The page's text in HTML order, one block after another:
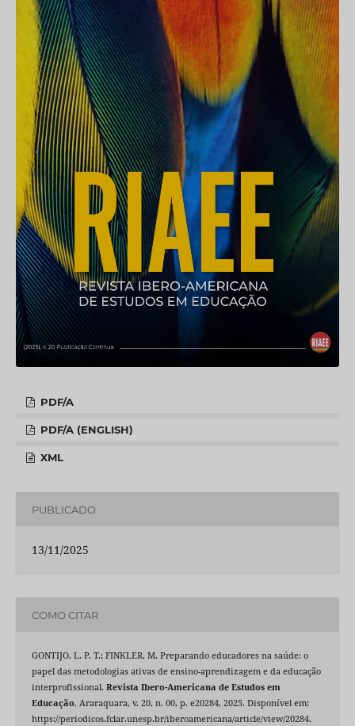
PDF/A
PDF/A (ENGLISH)
XML
PUBLICADO
13/11/2025
COMO CITAR
GONTIJO, L. P. T.; FINKLER, M. Preparando educadores na saúde: o
papel das metodologias ativas de ensino-aprendizagem e da educação
interprofissional. Revista Ibero-Americana de Estudos em
Educação, Araraquara, v. 20, n. 00, p. e20284, 2025. Disponível em:
https://periodicos.fclar.unesp.br/iberoamericana/article/view/20284.